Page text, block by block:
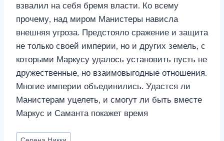
взвалил на себя бремя власти. Ко всему
прочему, над миром Манистеры нависла
внешняя угроза. Предстояло сражение и защита
не только своей империи, но и других земель, с
которыми Маркусу удалось установить пусть не
дружественные, но взаимовыгодные отношения.
Многие империи объединились. Удастся ли
Манистерам уцелеть, и смогут ли быть вместе
Маркус и Саманта покажет время
Метки